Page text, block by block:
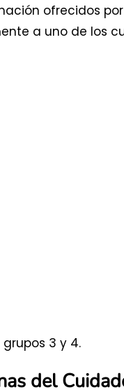
ofrecidos
a uno de los
3 y 4.
del